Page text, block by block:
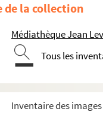
de la collection
Médiathèque Jean
Tous les
Inventaire des
Fébronie
Fébronie
Finbar - Saint